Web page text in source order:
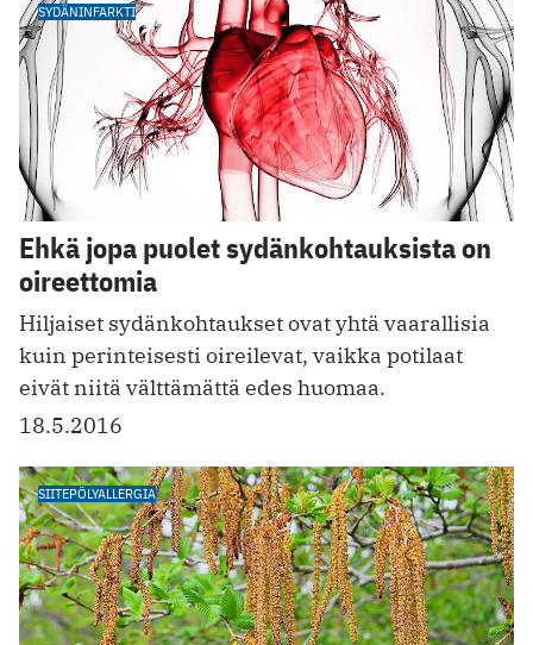
SYDÄNINFARKTI
Ehkä jopa puolet sydänkohtauksista on
oireettomia
Hiljaiset sydänkohtaukset ovat yhtä vaarallisia
kuin perinteisesti oireilevat, vaikka potilaat
eivät niitä välttämättä edes huomaa.
18.5.2016
SIITEPÖLYALLERGIA